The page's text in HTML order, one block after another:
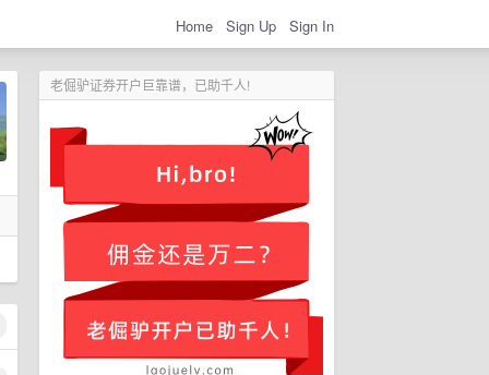
Home Sign Up Sign In
老倔驴证券开户巨靠谱，已助千人!